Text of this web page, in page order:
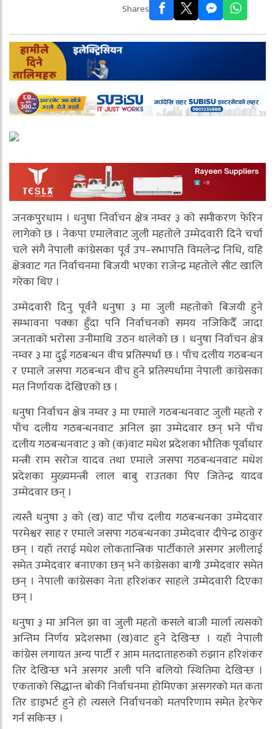
Shares
जनकपुरधाम । धनुषा निर्वाचन क्षेत्र नम्वर ३ को समीकरण फेरिन
लागेको छ । नेकपा एमालेवाट जुली महतोले उम्मेदवारी दिने चर्चा
चले संगै नेपाली कांग्रेसका पूर्व उप–सभापति विमलेन्द्र निधि, यहि
क्षेत्रवाट गत निर्वाचनमा बिजयी भएका राजेन्द्र महतोले सीट खालि
गरेका थिए ।
उम्मेदवारी दिनु पूर्वनै धनुषा ३ मा जुली महतोको बिजयी हुने
सम्भावना पक्का हुँदा पनि निर्वाचनको समय नजिकिदैँ जादा
जनताको भरोसा उनीमाथि उठन थालेको छ । धनुषा निर्वाचन क्षेत्र
नम्वर ३ मा दुई गठबन्धन वीच प्रतिस्पर्धा छ । पाँच दलीय गठबन्धन
र एमाले जसपा गठबन्धन वीच हुने प्रतिस्पर्धामा नेपाली कांग्रेसका
मत निर्णायक देखिएको छ ।
धनुषा निर्वाचन क्षेत्र नम्वर ३ मा एमाले गठबन्धनवाट जुली महतो र
पाँच दलीय गठबन्धनवाट अनिल झा उम्मेदवार छन् भने पाँच
दलीय गठबन्धनवाट ३ को (क)वाट मधेश प्रदेशका भौतिक पूर्वाधार
मन्त्री राम सरोज यादव तथा एमाले जसपा गठबन्धनवाट मधेश
प्रदेशका मुख्यमन्त्री लाल बाबु राउतका पिए जितेन्द्र यादव
उम्मेदवार छन् ।
त्यस्तै धनुषा ३ को (ख) वाट पाँच दलीय गठबन्धनका उम्मेदवार
परमेश्वर साह र एमाले जसपा गठबन्धनका उम्मेदवार दीपेन्द्र ठाकुर
छन् । यहाँ तराई मधेश लोकतान्त्रिक पार्टीकाले असगर अलीलाई
समेत उम्मेदवार बनाएका छन् भने कांग्रेसका बागी उम्मेदवार समेत
छन् । नेपाली कांग्रेसका नेता हरिशंकर साहले उम्मेदवारी दिएका
छन् ।
धनुषा ३ मा अनिल झा वा जुली महतो कसले बाजी मार्ला त्यसको
अन्तिम निर्णय प्रदेशसभा (ख)वाट हुने देखिन्छ । यहाँ नेपाली
कांग्रेस लगायत अन्य पार्टी र आम मतदाताहरुको रुझान हरिशंकर
तिर देखिन्छ भने असगर अली पनि बलियो स्थितिमा देखिन्छ ।
एकताको सिद्धान्त बोकी निर्वाचनमा होमिएका असगरको मत कता
तिर डाइभर्ट हुने हो त्यसले निर्वाचनको मतपरिणाम समेत हेरफेर
गर्न सकिन्छ ।